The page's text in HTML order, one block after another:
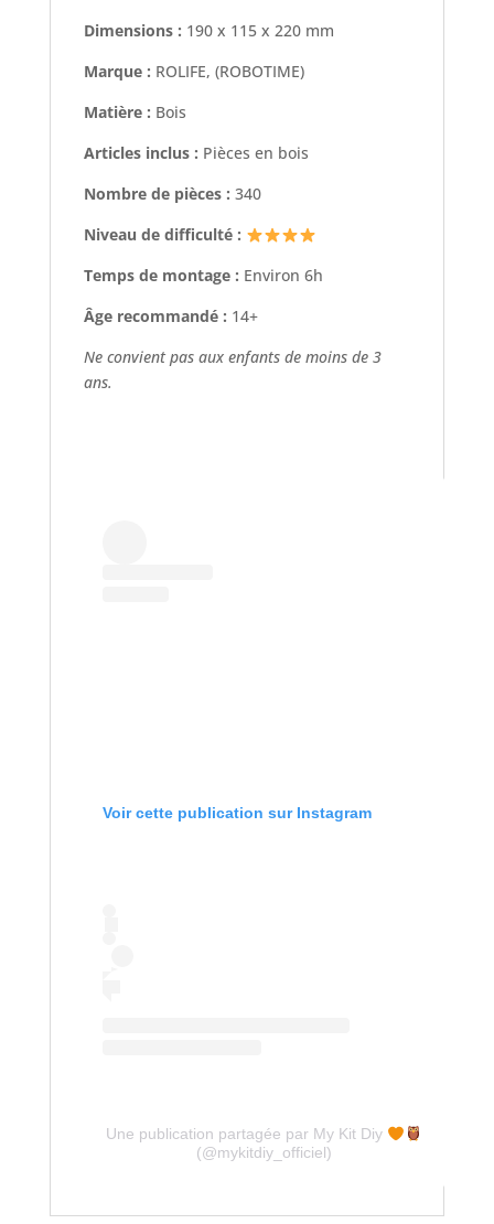
Dimensions : 190 x 115 x 220 mm
Marque : ROLIFE, (ROBOTIME)
Matière : Bois
Articles inclus : Pièces en bois
Nombre de pièces : 340
Niveau de difficulté :
Temps de montage : Environ 6h
Âge recommandé : 14+
Ne convient pas aux enfants de moins de 3
ans.
Voir cette publication sur Instagram
Une publication partagée par My Kit Diy
(@mykitdiy_officiel)